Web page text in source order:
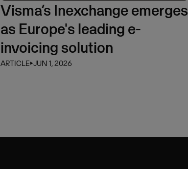
Visma’s Inexchange emerges
as Europe's leading e-
invoicing solution
ARTICLE⏵JUN 1, 2026